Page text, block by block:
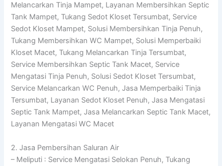
Melancarkan Tinja Mampet, Layanan Membersihkan Septic
Tank Mampet, Tukang Sedot Kloset Tersumbat, Service
Sedot Kloset Mampet, Solusi Membersihkan Tinja Penuh,
Tukang Membersihkan WC Mampet, Solusi Memperbaiki
Kloset Macet, Tukang Melancarkan Tinja Tersumbat,
Service Membersihkan Septic Tank Macet, Service
Mengatasi Tinja Penuh, Solusi Sedot Kloset Tersumbat,
Service Melancarkan WC Penuh, Jasa Memperbaiki Tinja
Tersumbat, Layanan Sedot Kloset Penuh, Jasa Mengatasi
Septic Tank Mampet, Jasa Melancarkan Septic Tank Macet,
Layanan Mengatasi WC Macet
2. Jasa Pembersihan Saluran Air
– Meliputi : Service Mengatasi Selokan Penuh, Tukang